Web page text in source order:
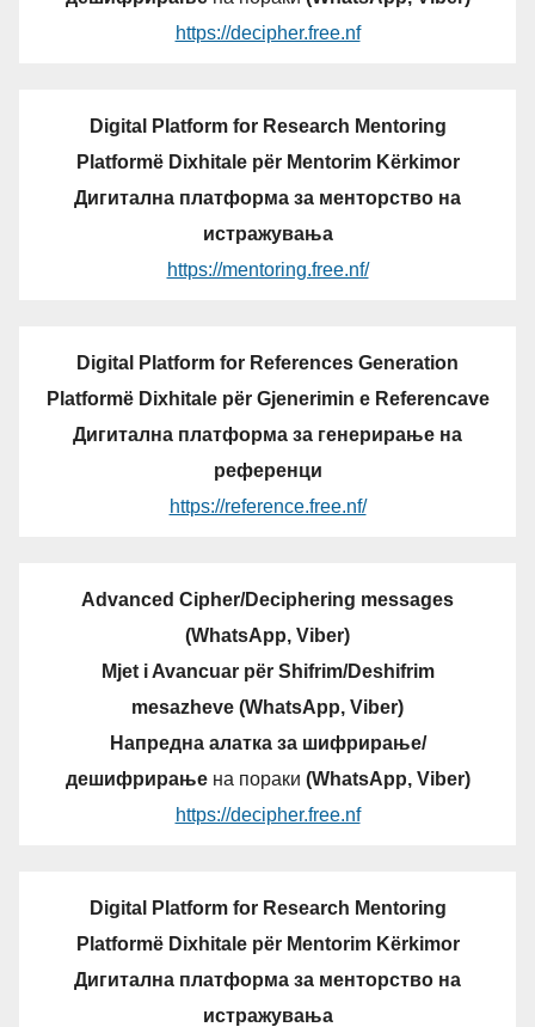
https://decipher.free.nf
Digital Platform for Research Mentoring
Platformë Dixhitale për Mentorim Kërkimor
Дигитална платформа за менторство на
истражувања
https://mentoring.free.nf/
Digital Platform for References Generation
Platformë Dixhitale për Gjenerimin e Referencave
Дигитална платформа за генерирање на
референци
https://reference.free.nf/
Advanced Cipher/Deciphering messages
(WhatsApp, Viber)
Mjet i Avancuar për Shifrim/Deshifrim
mesazheve (WhatsApp, Viber)
Напредна алатка за шифрирање/
дешифрирањена пораки (WhatsApp, Viber)
https://decipher.free.nf
Digital Platform for Research Mentoring
Platformë Dixhitale për Mentorim Kërkimor
Дигитална платформа за менторство на
истражувања